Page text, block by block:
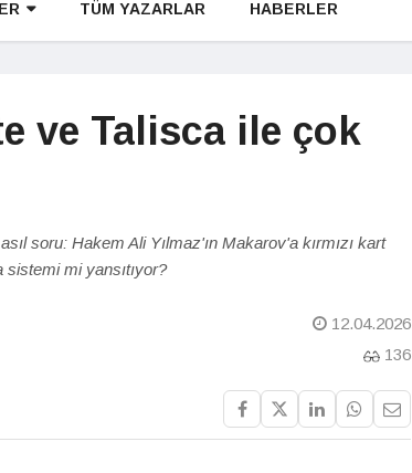
TÜM YAZARLAR HABERLER
ve Talisca ile çok
soru: Hakem Ali Yılmaz'ın Makarov'a kırmızı kart
mi yansıtıyor?
12.04.2026
136